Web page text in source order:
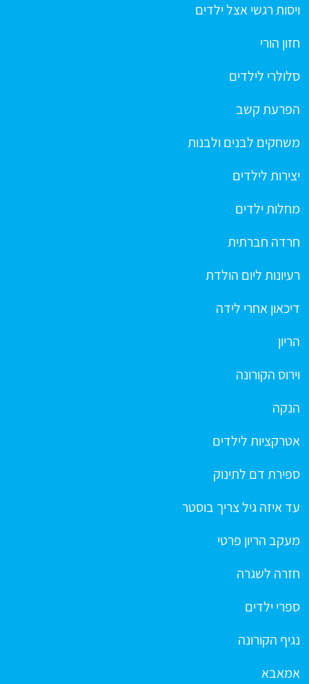
ויסות רגשי אצל ילדים
חזון הורי
סלולרי לילדים
הפרעת קשב
משחקים לבנים ולבנות
יצירות לילדים
מחלות ילדים
חרדה חברתית
רעיונות ליום הולדת
דיכאון אחרי לידה
הריון
וירוס הקורונה
הנקה
אטרקציות לילדים
ספירת דם לתינוק
עד איזה גיל צריך בוסטר
מעקב הריון פרטי
חזרה לשגרה
ספרי ילדים
נגיף הקורונה
אמאבא